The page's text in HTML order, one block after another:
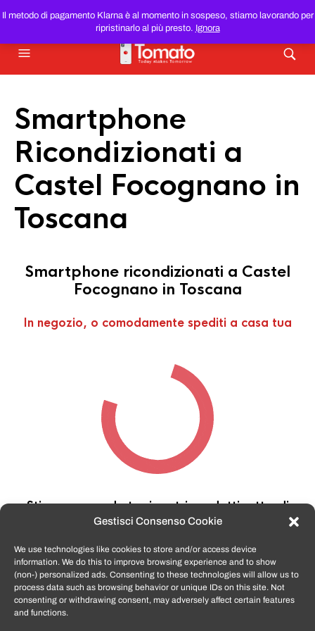
Gestisci Consenso Cookie
We use technologies like cookies to store and/or access device
information. We do this to improve browsing experience and to show
(non-) personalized ads. Consenting to these technologies will allow us to
process data such as browsing behavior or unique IDs on this site. Not
consenting or withdrawing consent, may adversely affect certain features
and functions.
Il metodo di pagamento Klarna è al momento in sospeso, stiamo lavorando per
ripristinarlo al più presto. Ignora
SMARTPHONE E TABLET RICONDIZIONATIAL MIGLIOR
PREZZO DEL WEB!
Smartphone
Ricondizionati a
Castel Focognano in
Toscana
Smartphone ricondizionati a Castel
Focognano in Toscana
In negozio, o comodamente spediti a casa tua
Stiamo cercando tra i nostri prodotti, attendi
qualche secondo…
TomatoSmartphone.itè lo shop n.1 in italia per
smartphone ricondizionati garantiti e certificati
di tutte le marche,APPLE, SAMSUNG, HUAWEI,
ONEPLUS, XIAOMI e tanto altro